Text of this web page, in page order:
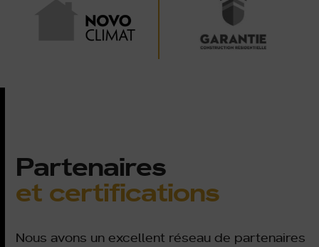
Partenaires
et certifications
Nous avons un excellent réseau de partenaires